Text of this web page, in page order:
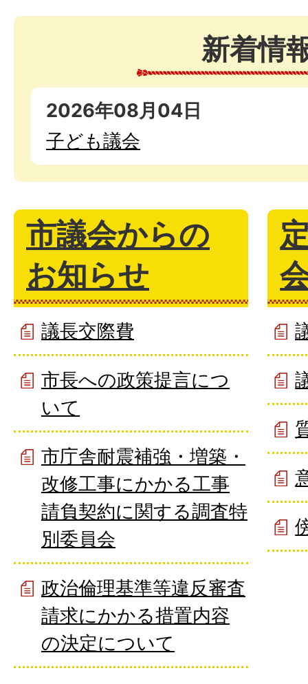
新着情
2026年08月04日
子ども議会
市議会からの
お知らせ
議長交際費
市長への政策提言につ
いて
市庁舎耐震補強・増築・
改修工事にかかる工事
請負契約に関する調査特
別委員会
政治倫理基準等違反審査
請求にかかる措置内容
の決定について